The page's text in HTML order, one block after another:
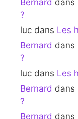
Bernard dans
?
luc dans Les
Bernard dans
?
luc dans Les
Bernard dans
?
Bernard dans